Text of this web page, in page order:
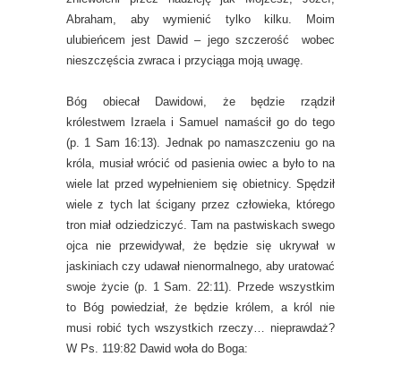
Abraham, aby wymienić tylko kilku. Moim
ulubieńcem jest Dawid – jego szczerość wobec
nieszczęścia zwraca i przyciąga moją uwagę.
Bóg obiecał Dawidowi, że będzie rządził
królestwem Izraela i Samuel namaścił go do tego
(p. 1 Sam 16:13). Jednak po namaszczeniu go na
króla, musiał wrócić od pasienia owiec a było to na
wiele lat przed wypełnieniem się obietnicy. Spędził
wiele z tych lat ścigany przez człowieka, którego
tron miał odziedziczyć. Tam na pastwiskach swego
ojca nie przewidywał, że będzie się ukrywał w
jaskiniach czy udawał nienormalnego, aby uratować
swoje życie (p. 1 Sam. 22:11). Przede wszystkim
to Bóg powiedział, że będzie królem, a król nie
musi robić tych wszystkich rzeczy… nieprawdaż?
W Ps. 119:82 Dawid woła do Boga: